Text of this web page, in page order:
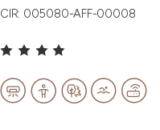
CIR: 005080-AFF-00008